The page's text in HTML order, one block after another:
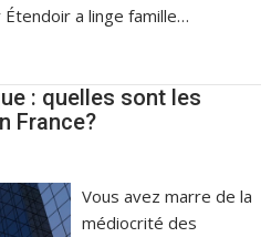
a linge famille…
: quelles sont les
France?
Vous avez marre de la
médiocrité des